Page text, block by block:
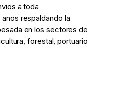
a toda
respaldando la
en los sectores de
forestal, portuario